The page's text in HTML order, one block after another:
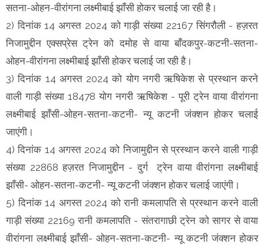
सतना-ओहन-वीरांगना लक्ष्मीबाई झाँसी होकर चलाई जा रही है।
2) दिनांक 14 अगस्त 2024 को गाड़ी संख्या 22167 सिंगरौली - हज़रत
निजामुद्दीन एक्सप्रेस ट्रेन को दमोह से वाया बाँदकपुर-कटनी-सतना-
ओहन-वीरांगना लक्ष्मीबाई झाँसी होकर चलाई जा रही है।
3) दिनांक 14 अगस्त 2024 को योग नगरी ऋषिकेश से प्रस्थान करने
वाली गाड़ी संख्या 18478 योग नगरी ऋषिकेश - पूरी ट्रेन वाया वीरांगना
लक्ष्मीबाई झाँसी-ओहन-सतना-कटनी- न्यू कटनी जंक्शन होकर चलाई
जाएंगी।
4) दिनांक 14 अगस्त 2024 को निजामुद्दीन से प्रस्थान करने वाली गाड़ी
संख्या 22868 हज़रत निजामुद्दीन - दुर्ग ट्रेन वाया वीरांगना लक्ष्मीबाई
झाँसी- ओहन-सतना-कटनी- न्यू कटनी जंक्शन होकर चलाई जाएंगी।
5) दिनांक 14 अगस्त 2024 को रानी कमलापति से प्रस्थान करने वाली
गाड़ी संख्या 22169 रानी कमलापति - संतरागाछी ट्रेन को सागर से वाया
वीरांगना लक्ष्मीबाई झाँसी- ओहन-सतना-कटनी- न्यू कटनी जंक्शन होकर